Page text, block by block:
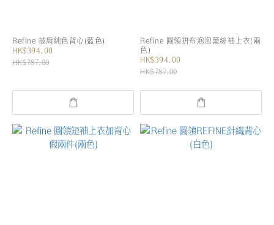
Refine 披肩純色背心(藍色)
HK$394.00
HK$787.00
Refine 圓領拼布泡泡蕾絲袖上衣(兩
色)
HK$394.00
HK$787.00